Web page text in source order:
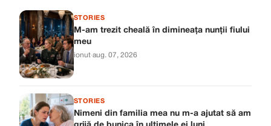
STORIES
M-am trezit cheală în dimineața nunții fiului
meu
ionut·aug. 07, 2026
STORIES
Nimeni din familia mea nu m-a ajutat să am